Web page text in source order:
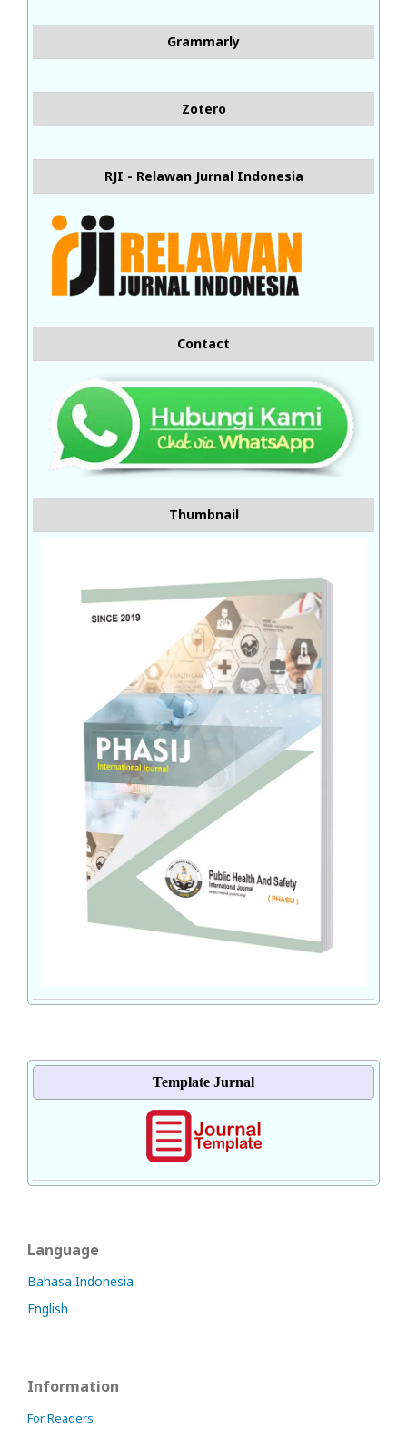
Grammarly
Zotero
RJI - Relawan Jurnal Indonesia
Contact
Thumbnail
Template Jurnal
Language
Bahasa Indonesia
English
Information
For Readers